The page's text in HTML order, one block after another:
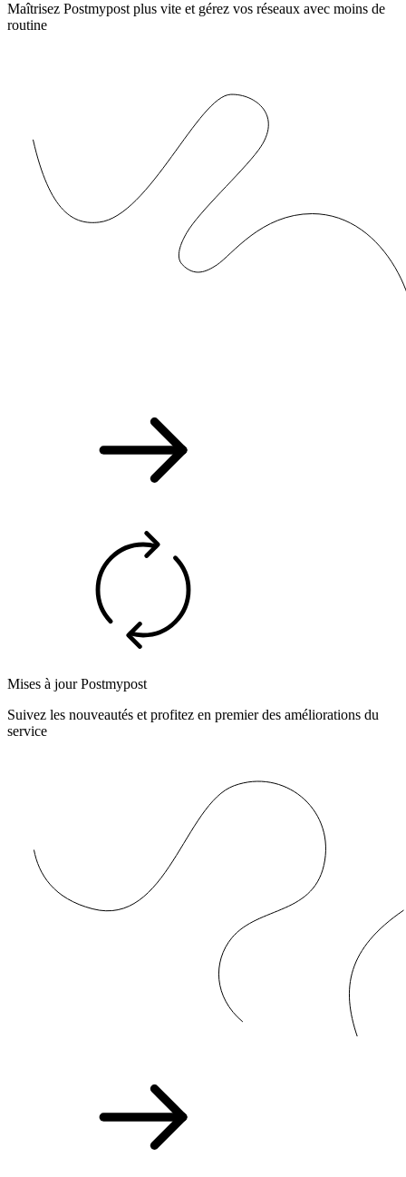
Maîtrisez Postmypost plus vite et gérez vos réseaux avec moins de
routine
Mises à jour Postmypost
Suivez les nouveautés et profitez en premier des améliorations du
service